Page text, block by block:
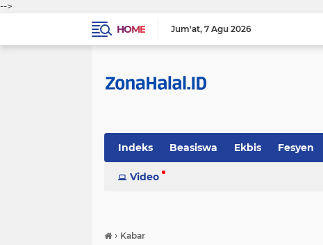
-->
HOME
Jum'at 7 Agu 2026
Indeks Beasiswa Ekbis Fesyen
Sosok Tekno-Sains
Video
› Kabar